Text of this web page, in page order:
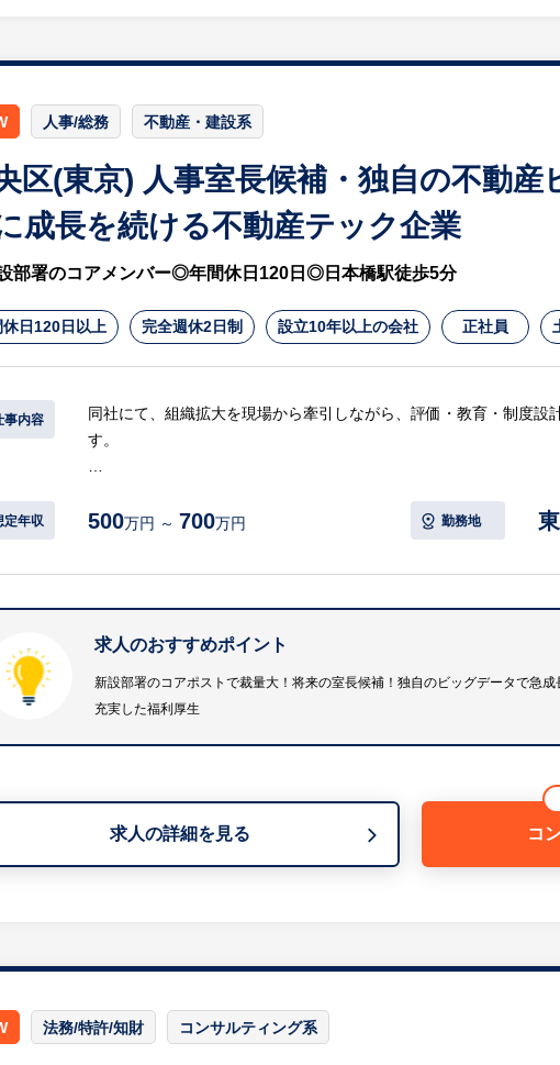
人事/総務 不動産・建設系
区(東京) 人事室長候補・独自の不動産
成長を続ける不動産テック企業
部署のコアメンバー◎年間休日120日◎日本橋駅徒歩5分
休日120日以上 完全週休2日制 設立10年以上の会社 正社員
事内容
同社にて、組織拡大を現場から牽引しながら、評価・教育・制度設
す。
・母集団形成に向けた求人媒体の選定や運用
・応募者の対応や管理、1次面接などの採用実務全般
・データ分析に基づく合理的な採用戦略の立案と実行
等
※詳細は面談時にお伝えします
・新設される「人財戦略室」の初期メンバーとして、組織拡大を現
・採用実務を足がかりに、ゆくゆくは評価、教育、労務など人事全
・成果が正当に評価される風土のため、早い段階から部門を統括す
・売上高、経常利益ともに毎年右肩上がりの急成長企業で、圧倒的
◎年休120日以上&転勤なし&充実した福利厚生
・完全週休2日制（土日祝休み）、年間休日120日以上でプライベ
定年収 500万円 ～ 700万円 勤務地
求人のおすすめポイント
新設部署のコアポストで裁量大！将来の室長候補！独自のビッグデータで急
充実した福利厚生
求人の詳細を見る コ
法務/特許/知財 コンサルティング系